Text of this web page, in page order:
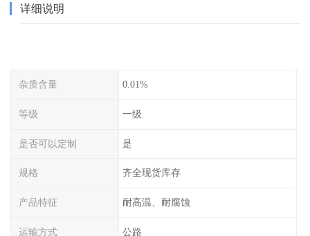
详细说明
杂质含量 0.01%
等级 一级
是否可以定制 是
规格 齐全现货库存
产品特征 耐高温、耐腐蚀
运输方式 公路